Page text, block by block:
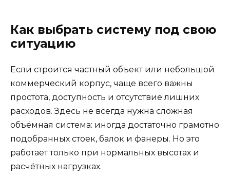
Как выбрать систему под свою
ситуацию
Если строится частный объект или небольшой
коммерческий корпус, чаще всего важны
простота, доступность и отсутствие лишних
расходов. Здесь не всегда нужна сложная
объёмная система: иногда достаточно грамотно
подобранных стоек, балок и фанеры. Но это
работает только при нормальных высотах и
расчётных нагрузках.